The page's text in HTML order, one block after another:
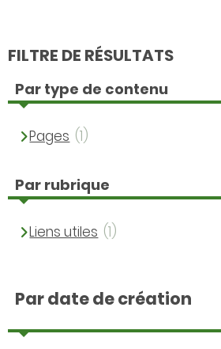
FILTRE DE RÉSULTATS
Par type de contenu
Pages (1)
Par rubrique
Liens utiles (1)
Par date de création